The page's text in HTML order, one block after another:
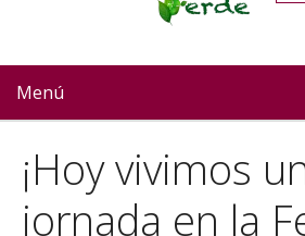
Menú
¡Hoy vivimos
jornada en la